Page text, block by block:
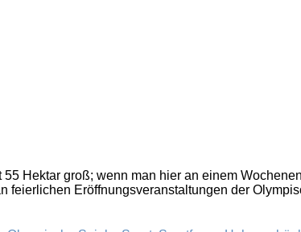
Hektar groß; wenn man hier an einem
feierlichen Eröffnungsveranstaltungen der